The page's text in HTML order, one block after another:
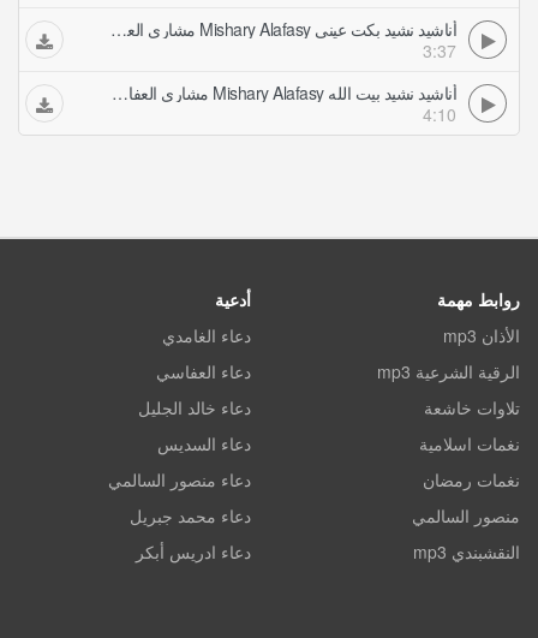
أناشيد نشيد بكت عيني Mishary Alafasy مشاري العفاسي
3:37
أناشيد نشيد بيت الله Mishary Alafasy مشاري العفاسي
4:10
روابط مهمة
الأذان mp3
الرقية الشرعية mp3
تلاوات خاشعة
نغمات اسلامية
نغمات رمضان
منصور السالمي
النقشبندي mp3
أدعية
دعاء الغامدي
دعاء العفاسي
دعاء خالد الجليل
دعاء السديس
دعاء منصور السالمي
دعاء محمد جبريل
دعاء ادريس أبكر